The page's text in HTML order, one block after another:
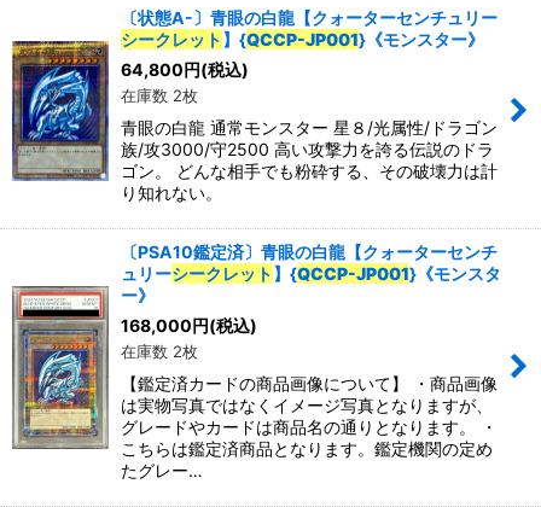
〔状態A-〕青眼の白龍【クォーターセンチュリー
シークレット】{QCCP-JP001}《モンスター》
64,800円(税込)
在庫数 2枚
青眼の白龍 通常モンスター 星８/光属性/ドラゴン
族/攻3000/守2500 高い攻撃力を誇る伝説のドラ
ゴン。 どんな相手でも粉砕する、その破壊力は計
り知れない。
〔PSA10鑑定済〕青眼の白龍【クォーターセンチ
ュリーシークレット】{QCCP-JP001}《モンスタ
ー》
168,000円(税込)
在庫数 2枚
【鑑定済カードの商品画像について】 ・商品画像
は実物写真ではなくイメージ写真となりますが、
グレードやカードは商品名の通りとなります。 ・
こちらは鑑定済商品となります。鑑定機関の定め
たグレー…